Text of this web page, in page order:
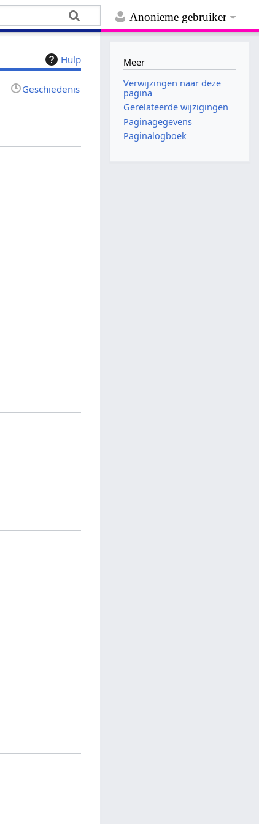
Anonieme gebruiker
Hulp
Geschiedenis
Meer
Verwijzingen naar deze
pagina
Gerelateerde wijzigingen
Paginagegevens
Paginalogboek